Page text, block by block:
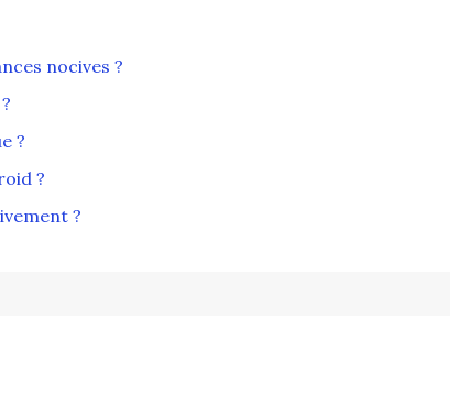
nocives ?
?
?
?